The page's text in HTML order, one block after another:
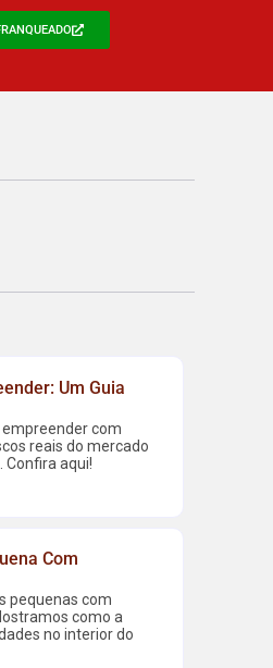
Um Guia
com
reais do mercado
Confira aqui!
Com
pequenas com
como a
no interior do